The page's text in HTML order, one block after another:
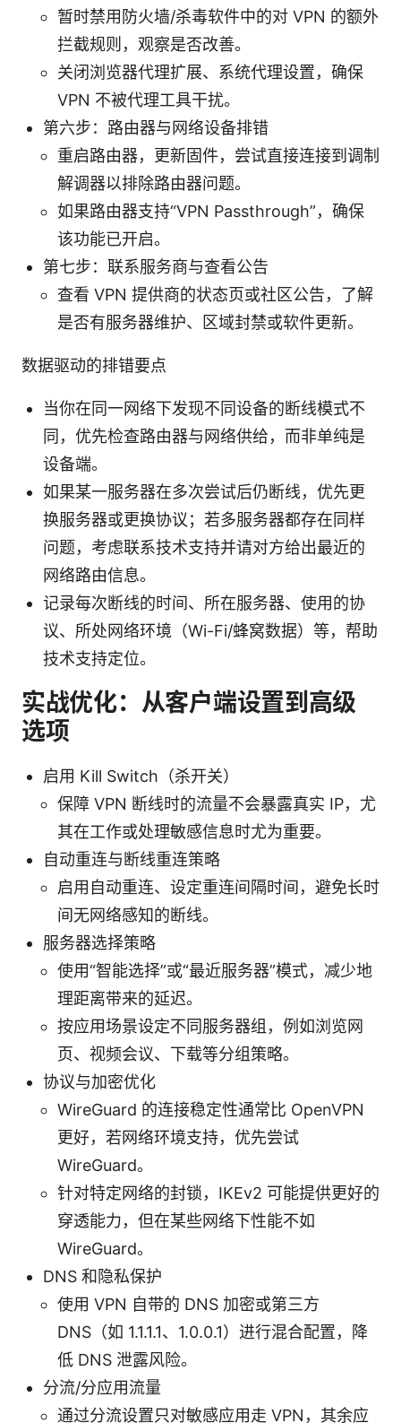
暂时禁用防火墙/杀毒软件中的对 VPN 的额外
拦截规则，观察是否改善。
关闭浏览器代理扩展、系统代理设置，确保
VPN 不被代理工具干扰。
第六步：路由器与网络设备排错
重启路由器，更新固件，尝试直接连接到调制
解调器以排除路由器问题。
如果路由器支持“VPN Passthrough”，确保
该功能已开启。
第七步：联系服务商与查看公告
查看 VPN 提供商的状态页或社区公告，了解
是否有服务器维护、区域封禁或软件更新。
数据驱动的排错要点
当你在同一网络下发现不同设备的断线模式不
同，优先检查路由器与网络供给，而非单纯是
设备端。
如果某一服务器在多次尝试后仍断线，优先更
换服务器或更换协议；若多服务器都存在同样
问题，考虑联系技术支持并请对方给出最近的
网络路由信息。
记录每次断线的时间、所在服务器、使用的协
议、所处网络环境（Wi-Fi/蜂窝数据）等，帮助
技术支持定位。
实战优化：从客户端设置到高级
选项
启用 Kill Switch（杀开关）
保障 VPN 断线时的流量不会暴露真实 IP，尤
其在工作或处理敏感信息时尤为重要。
自动重连与断线重连策略
启用自动重连、设定重连间隔时间，避免长时
间无网络感知的断线。
服务器选择策略
使用“智能选择”或“最近服务器”模式，减少地
理距离带来的延迟。
按应用场景设定不同服务器组，例如浏览网
页、视频会议、下载等分组策略。
协议与加密优化
WireGuard 的连接稳定性通常比 OpenVPN
更好，若网络环境支持，优先尝试
WireGuard。
针对特定网络的封锁，IKEv2 可能提供更好的
穿透能力，但在某些网络下性能不如
WireGuard。
DNS 和隐私保护
使用 VPN 自带的 DNS 加密或第三方
DNS（如 1.1.1.1、1.0.0.1）进行混合配置，降
低 DNS 泄露风险。
分流/分应用流量
通过分流设置只对敏感应用走 VPN，其余应